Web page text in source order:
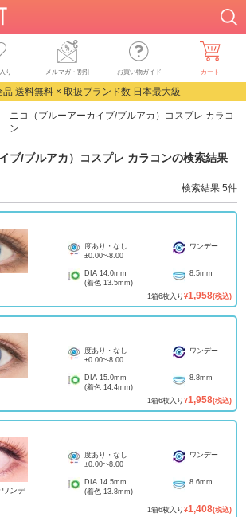
り メルマガ・割引 お買い物ガイド カート
品 送料無料 × 取扱ブランド数 日本最大級
ニコ（ブルーアーカイブ/ブルアカ）コスプレ カラコ
ン
ブ/ブルアカ）コスプレ カラコンの検索結果
検索結果 5件
度あり・なし
±0.00~-8.00
ワンデー
DIA 14.0mm
(着色 13.5mm)
8.5mm
1箱6枚入り ¥1,958(税込)
度あり・なし
±0.00~-8.00
ワンデー
DIA 15.0mm
(着色 14.4mm)
8.8mm
1箱6枚入り ¥1,958(税込)
ワンデ
度あり・なし
±0.00~-8.00
ワンデー
DIA 14.5mm
(着色 13.8mm)
8.6mm
1箱6枚入り ¥1,408(税込)